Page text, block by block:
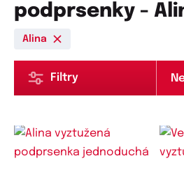
podprsenky -
Alina
Filtry